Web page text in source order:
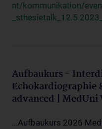
nt/kommunikation/
Aufbaukurs -
advanced | MedUni
...Aufbaukurs 2026